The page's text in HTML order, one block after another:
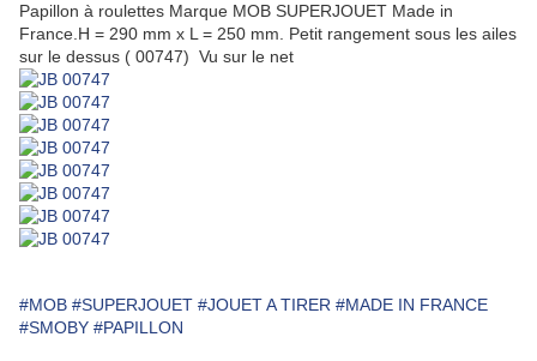
Papillon à roulettes Marque MOB SUPERJOUET Made in
France.H = 290 mm x L = 250 mm. Petit rangement sous les ailes
sur le dessus ( 00747) Vu sur le net
#MOB #SUPERJOUET #JOUET A TIRER #MADE IN FRANCE
#SMOBY #PAPILLON